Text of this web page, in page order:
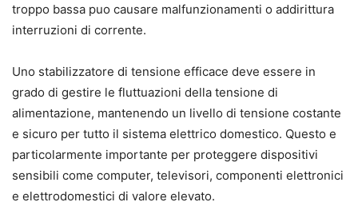
troppo bassa puo causare malfunzionamenti o addirittura
interruzioni di corrente.
Uno stabilizzatore di tensione efficace deve essere in
grado di gestire le fluttuazioni della tensione di
alimentazione, mantenendo un livello di tensione costante
e sicuro per tutto il sistema elettrico domestico. Questo e
particolarmente importante per proteggere dispositivi
sensibili come computer, televisori, componenti elettronici
e elettrodomestici di valore elevato.